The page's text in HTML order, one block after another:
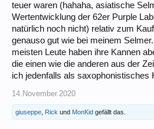
teuer waren (hahaha, asiatische
Wertentwicklung der 62er Purple
natürlich noch nicht) relativ zum
genauso gut wie bei meinem
meisten Leute haben ihre Kannen
die einen wie die anderen aus der
ich jedenfalls als saxophonistisches
14.November.2020
giuseppe Rick und MonKid gefällt das.